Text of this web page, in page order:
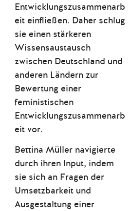
Entwicklungszusammenarb
eit einfließen. Daher schlug
sie einen stärkeren
Wissensaustausch
zwischen Deutschland und
anderen Ländern zur
Bewertung einer
feministischen
Entwicklungszusammenarb
eit vor.
Bettina Müller navigierte
durch ihren Input, indem
sie sich an Fragen der
Umsetzbarkeit und
Ausgestaltung einer